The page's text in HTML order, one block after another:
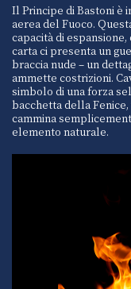
Il Principe di Bastoni è
aerea del Fuoco.
capacità di
carta ci presenta un
braccia nude – un
ammette costrizioni.
simbolo di una forza
bacchetta della
cammina
elemento naturale.